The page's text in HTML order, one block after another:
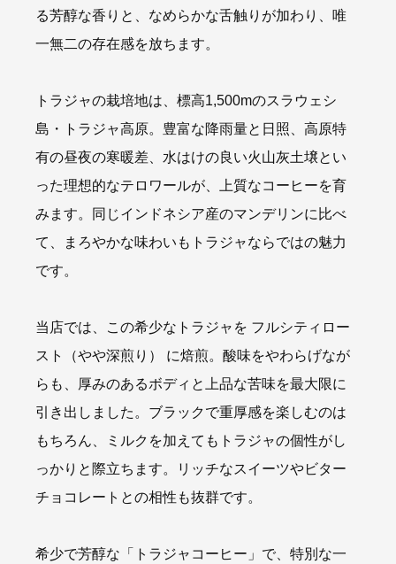
る芳醇な香りと、なめらかな舌触りが加わり、唯
一無二の存在感を放ちます。
トラジャの栽培地は、標高1,500mのスラウェシ
島・トラジャ高原。豊富な降雨量と日照、高原特
有の昼夜の寒暖差、水はけの良い火山灰土壌とい
った理想的なテロワールが、上質なコーヒーを育
みます。同じインドネシア産のマンデリンに比べ
て、まろやかな味わいもトラジャならではの魅力
です。
当店では、この希少なトラジャを フルシティロー
スト（やや深煎り） に焙煎。酸味をやわらげなが
らも、厚みのあるボディと上品な苦味を最大限に
引き出しました。ブラックで重厚感を楽しむのは
もちろん、ミルクを加えてもトラジャの個性がし
っかりと際立ちます。リッチなスイーツやビター
チョコレートとの相性も抜群です。
希少で芳醇な「トラジャコーヒー」で、特別な一